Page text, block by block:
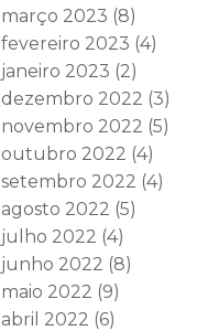
março 2023 (8)
fevereiro 2023 (4)
janeiro 2023 (2)
dezembro 2022 (3)
novembro 2022 (5)
outubro 2022 (4)
setembro 2022 (4)
agosto 2022 (5)
julho 2022 (4)
junho 2022 (8)
maio 2022 (9)
abril 2022 (6)